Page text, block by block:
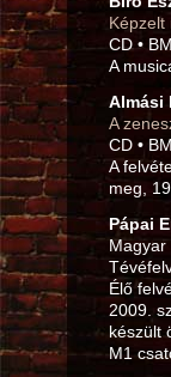
Képzelt
CD •
A
Almási
A
CD •
A
meg,
Pápai
Magyar
Élő
2009.
készült
M1